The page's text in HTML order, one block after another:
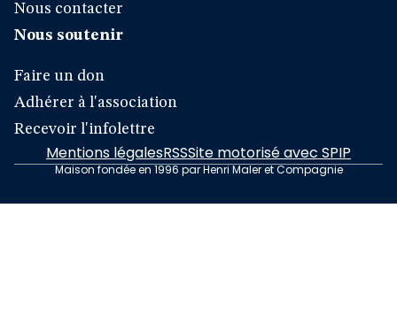
Nous contacter
Nous soutenir
Faire un don
Adhérer à l'association
Recevoir l'infolettre
Mentions légalesRSSSite motorisé avec SPIP
Maison fondée en 1996 par Henri Maler et Compagnie